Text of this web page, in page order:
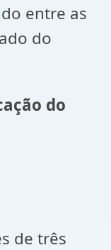
entre as
do
do
de três